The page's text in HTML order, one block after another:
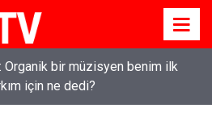
Organik bir müzisyen benim ilk
için ne dedi?